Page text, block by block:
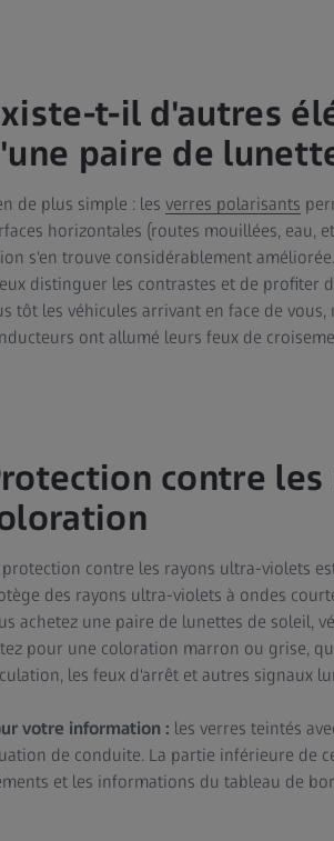
t-il d'autres
paire de
de plus simple : les verres polarisants
horizontales (routes mouillées, eau,
s'en trouve considérablement
distinguer les contrastes et de profiter
tôt les véhicules arrivant en face de
ont allumé leurs feux de
contre
protection contre les rayons ultra-violets
des rayons ultra-violets à ondes
achetez une paire de lunettes de soleil,
pour une coloration marron ou grise,
les feux d'arrêt et autres signaux
votre information : les verres teintés
de conduite. La partie inférieure de
et les informations du tableau de